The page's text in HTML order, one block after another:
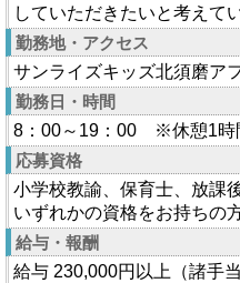
していただきたいと考えて
勤務地・アクセス
サンライズキッズ北須磨ア
勤務日・時間
8：00～19：00 ※休憩1
応募資格
小学校教諭、保育士、放課
いずれかの資格をお持ちの
給与・報酬
給与 230,000円以上（諸手当